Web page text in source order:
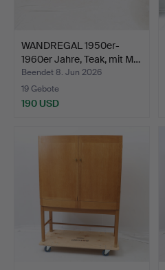
WANDREGAL 1950er-
1960er Jahre, Teak, mit M…
Beendet 8. Jun 2026
19 Gebote
190 USD